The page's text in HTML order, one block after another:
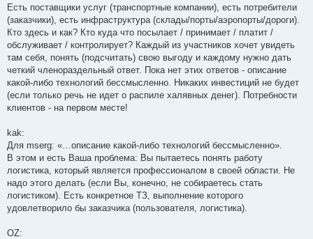
Есть поставщики услуг (транспортные компании), есть потребители
(заказчики), есть инфраструктура (склады/порты/аэропорты/дороги).
Кто здесь и как? Кто куда что посылает / принимает / платит /
обслуживает / контролирует? Каждый из участников хочет увидеть
там себя, понять (подсчитать) свою выгоду и каждому нужно дать
четкий членораздельный ответ. Пока нет этих ответов - описание
какой-либо технологий бессмысленно. Никаких инвестиций не будет
(если только речь не идет о распиле халявных денег). Потребности
клиентов - на первом месте!
kak:
Для mserg: «…описание какой-либо технологий бессмысленно».
В этом и есть Ваша проблема: Вы пытаетесь понять работу
логистика, который является профессионалом в своей области. Не
надо этого делать (если Вы, конечно, не собираетесь стать
логистиком). Есть конкретное ТЗ, выполнение которого
удовлетворило бы заказчика (пользователя, логистика).
OZ: